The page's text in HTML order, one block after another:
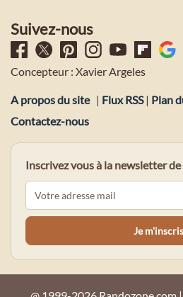
Suivez-nous
Concepteur : Xavier Argeles
A propos du site | Flux RSS| Plan
Contactez-nous
Inscrivez vous à la newsletter